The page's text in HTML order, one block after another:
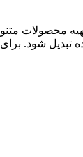
محصولات
شود.